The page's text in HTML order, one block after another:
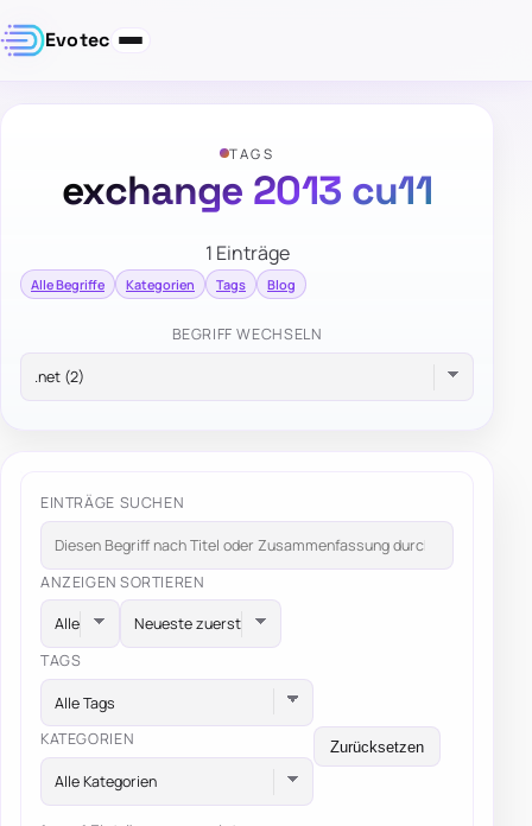
Evotec
TAGS
exchange 2013 cu11
1 Einträge
Alle Begriffe Kategorien Tags Blog
BEGRIFF WECHSELN
EINTRÄGE SUCHEN
ANZEIGEN SORTIEREN
TAGS
Alle Tags
KATEGORIEN
Alle Kategorien
Zurücksetzen